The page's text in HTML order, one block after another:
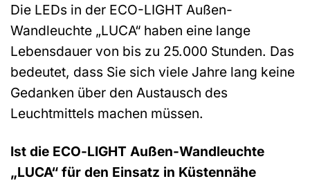
Die LEDs in der ECO-LIGHT Außen-
Wandleuchte „LUCA“ haben eine lange
Lebensdauer von bis zu 25.000 Stunden. Das
bedeutet, dass Sie sich viele Jahre lang keine
Gedanken über den Austausch des
Leuchtmittels machen müssen.
Ist die ECO-LIGHT Außen-Wandleuchte
„LUCA“ für den Einsatz in Küstennähe